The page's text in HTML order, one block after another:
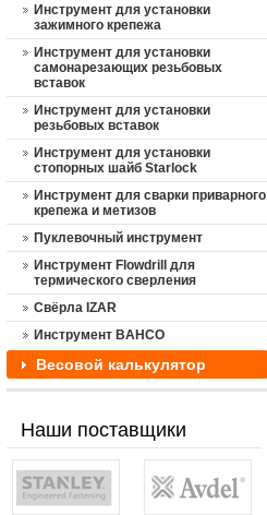
Инструмент для установки
зажимного крепежа
Инструмент для установки
самонарезающих резьбовых
вставок
Инструмент для установки
резьбовых вставок
Инструмент для установки
стопорных шайб Starlock
Инструмент для сварки приварного
крепежа и метизов
Пуклевочный инструмент
Инструмент Flowdrill для
термического сверления
Свёрла IZAR
Инструмент BAHCO
Весовой калькулятор
Наши поставщики